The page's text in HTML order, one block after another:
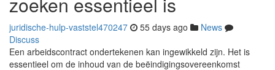
juridische-hulp-vaststel470247 55 days ago
News
Discuss
Een arbeidscontract ondertekenen kan ingewikkeld zijn. Het is
essentieel om de inhoud van de beëindigingsovereenkomst